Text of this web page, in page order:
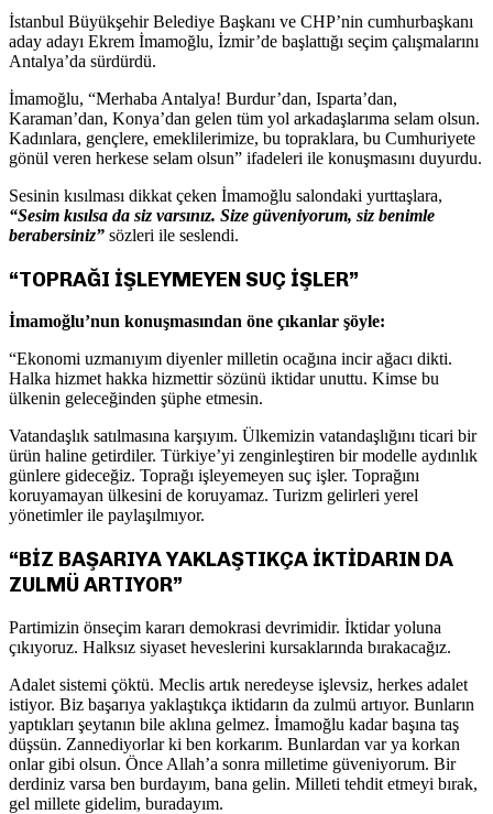
İstanbul Büyükşehir Belediye Başkanı ve CHP’nin cumhurbaşkanı
aday adayı Ekrem İmamoğlu, İzmir’de başlattığı seçim çalışmalarını
Antalya’da sürdürdü.
İmamoğlu, “Merhaba Antalya! Burdur’dan, Isparta’dan,
Karaman’dan, Konya’dan gelen tüm yol arkadaşlarıma selam olsun.
Kadınlara, gençlere, emeklilerimize, bu topraklara, bu Cumhuriyete
gönül veren herkese selam olsun” ifadeleri ile konuşmasını duyurdu.
Sesinin kısılması dikkat çeken İmamoğlu salondaki yurttaşlara,
“Sesim kısılsa da siz varsınız. Size güveniyorum, siz benimle
berabersiniz” sözleri ile seslendi.
“TOPRAĞI İŞLEYMEYEN SUÇ İŞLER”
İmamoğlu’nun konuşmasından öne çıkanlar şöyle:
“Ekonomi uzmanıyım diyenler milletin ocağına incir ağacı dikti.
Halka hizmet hakka hizmettir sözünü iktidar unuttu. Kimse bu
ülkenin geleceğinden şüphe etmesin.
Vatandaşlık satılmasına karşıyım. Ülkemizin vatandaşlığını ticari bir
ürün haline getirdiler. Türkiye’yi zenginleştiren bir modelle aydınlık
günlere gideceğiz. Toprağı işleyemeyen suç işler. Toprağını
koruyamayan ülkesini de koruyamaz. Turizm gelirleri yerel
yönetimler ile paylaşılmıyor.
“BİZ BAŞARIYA YAKLAŞTIKÇA İKTİDARIN DA
ZULMÜ ARTIYOR”
Partimizin önseçim kararı demokrasi devrimidir. İktidar yoluna
çıkıyoruz. Halksız siyaset heveslerini kursaklarında bırakacağız.
Adalet sistemi çöktü. Meclis artık neredeyse işlevsiz, herkes adalet
istiyor. Biz başarıya yaklaştıkça iktidarın da zulmü artıyor. Bunların
yaptıkları şeytanın bile aklına gelmez. İmamoğlu kadar başına taş
düşsün. Zannediyorlar ki ben korkarım. Bunlardan var ya korkan
onlar gibi olsun. Önce Allah’a sonra milletime güveniyorum. Bir
derdiniz varsa ben burdayım, bana gelin. Milleti tehdit etmeyi bırak,
gel millete gidelim, buradayım.